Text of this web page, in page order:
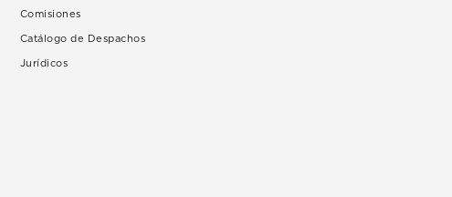
Comisiones
Catálogo de Despachos
Jurídicos